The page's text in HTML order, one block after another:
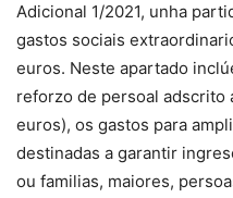
Adicional 1/2021, unha
gastos sociais
euros. Neste apartado
reforzo de persoal adscrito
euros), os gastos para
destinadas a garantir
ou familias, maiores,